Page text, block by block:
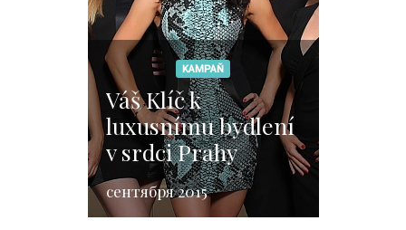
KAMPAŇ
Váš Klíč k
luxusnímu bydlení
v srdci Prahy
сентября 2015